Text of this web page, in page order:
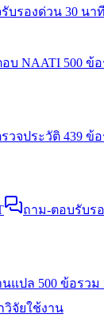
รับรองด่วน 30 นา
บ NAATI 500 ข้อ
วจประวัติ 439 ข้อ
ถาม-ตอบรับร
แปล 500 ข้อรวม
วิจัยใช้งาน